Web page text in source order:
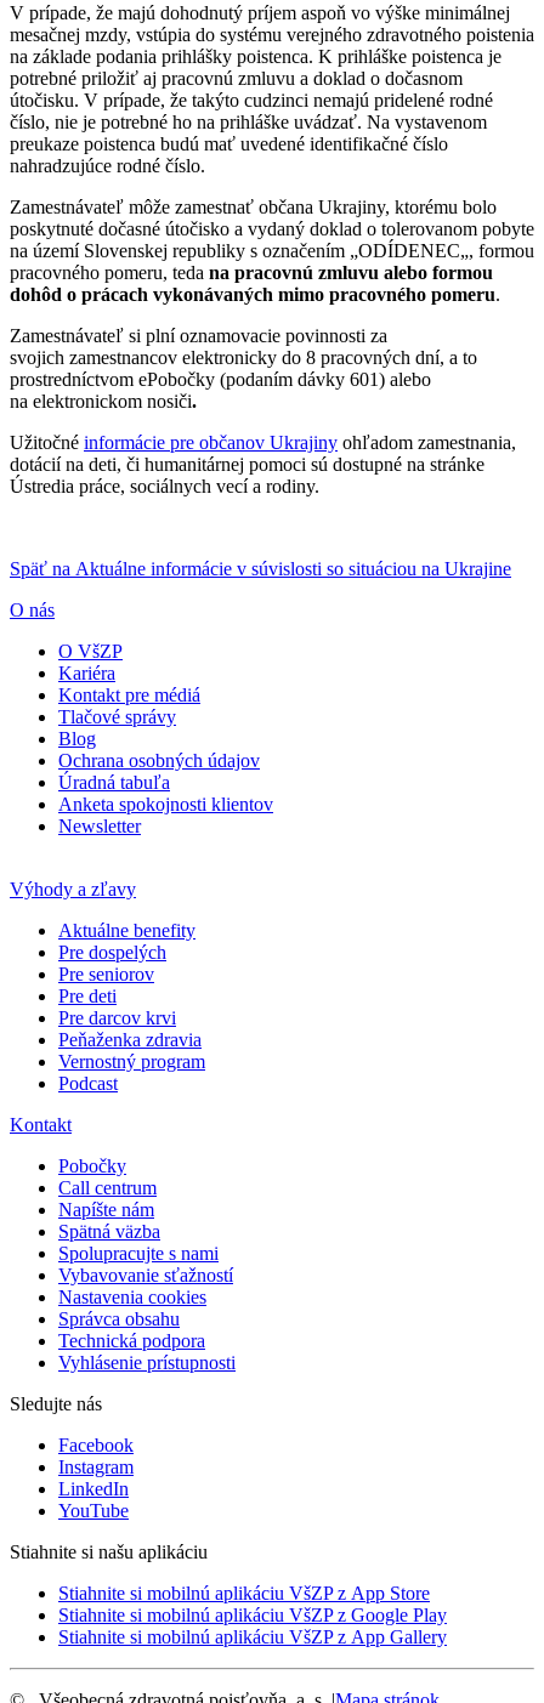
V prípade, že majú dohodnutý príjem aspoň vo výške minimálnej
mesačnej mzdy, vstúpia do systému verejného zdravotného poistenia
na základe podania prihlášky poistenca. K prihláške poistenca je
potrebné priložiť aj pracovnú zmluvu a doklad o dočasnom
útočisku. V prípade, že takýto cudzinci nemajú pridelené rodné
číslo, nie je potrebné ho na prihláške uvádzať. Na vystavenom
preukaze poistenca budú mať uvedené identifikačné číslo
nahradzujúce rodné číslo.
Zamestnávateľ môže zamestnať občana Ukrajiny, ktorému bolo
poskytnuté dočasné útočisko a vydaný doklad o tolerovanom pobyte
na území Slovenskej republiky s označením „ODÍDENEC„, formou
pracovného pomeru, teda na pracovnú zmluvu alebo formou
dohôd o prácach vykonávaných mimo pracovného pomeru.
Zamestnávateľ si plní oznamovacie povinnosti za
svojich zamestnancov elektronicky do 8 pracovných dní, a to
prostredníctvom ePobočky (podaním dávky 601) alebo
na elektronickom nosiči.
Užitočné informácie pre občanov Ukrajiny ohľadom zamestnania,
dotácií na deti, či humanitárnej pomoci sú dostupné na stránke
Ústredia práce, sociálnych vecí a rodiny.
Späť na Aktuálne informácie v súvislosti so situáciou na Ukrajine
O nás
O VšZP
Kariéra
Kontakt pre médiá
Tlačové správy
Blog
Ochrana osobných údajov
Úradná tabuľa
Anketa spokojnosti klientov
Newsletter
Výhody a zľavy
Aktuálne benefity
Pre dospelých
Pre seniorov
Pre deti
Pre darcov krvi
Peňaženka zdravia
Vernostný program
Podcast
Kontakt
Pobočky
Call centrum
Napíšte nám
Spätná väzba
Spolupracujte s nami
Vybavovanie sťažností
Nastavenia cookies
Správca obsahu
Technická podpora
Vyhlásenie prístupnosti
Sledujte nás
Facebook
Instagram
LinkedIn
YouTube
Stiahnite si našu aplikáciu
Stiahnite si mobilnú aplikáciu VšZP z App Store
Stiahnite si mobilnú aplikáciu VšZP z Google Play
Stiahnite si mobilnú aplikáciu VšZP z App Gallery